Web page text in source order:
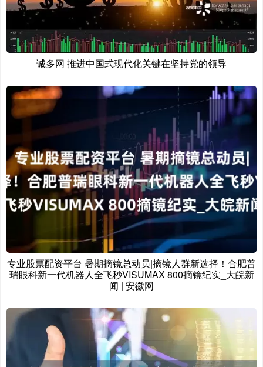
诚多网 推进中国式现代化关键在坚持党的领导
专业股票配资平台 暑期摘镜总动员|摘镜人群新选择！合肥普
瑞眼科新一代机器人全飞秒VISUMAX 800摘镜纪实_大皖新
闻 | 安徽网